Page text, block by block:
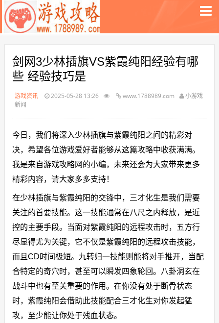
剑网3少林插旗VS紫霞纯阳经验有哪
些 经验技巧是
游戏资讯 2025-05-28 13:26 www.1788989.com
小游戏
新闻
今日，我们将深入少林插旗与紫霞纯阳之间的精彩对
决，希望各位游戏爱好者能够从这篇攻略中收获满满。
我是来自游戏攻略网的小编，未来还会为大家带来更多
精彩内容，请大家多多支持！
在少林插旗与紫霞纯阳的交锋中，三才化生是我们需要
关注的首要技能。这一技能通常在八尺之内释放，是近
控的主要手段。当面对紫霞纯阳的远程攻击时，五方行
尽显得尤为关键，它不仅是紫霞纯阳的远程攻击技能，
而且CD时间极短。九转归一技能则能将对手推开，当配
合特定的奇穴时，甚至可以瞬发四象轮回。八卦洞玄在
战斗中也有至关重要的作用。在你没有处于断骨状态
时，紫霞纯阳会借助此技能配合三才化生对你发起猛
攻，至少能让你处于残血状态。